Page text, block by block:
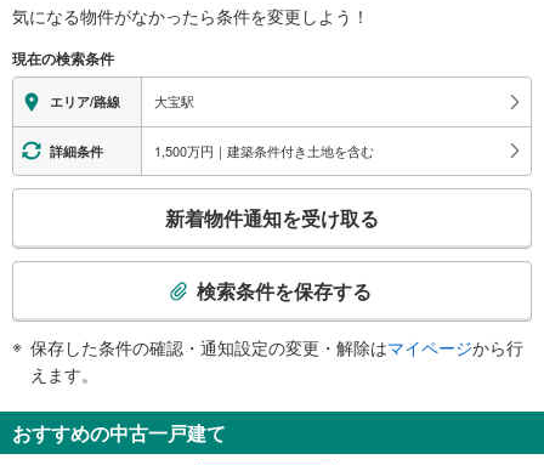
す
情
報
気になる物件がなかったら条件を変更しよう！
現在の検索条件
エリア/路線 大宝駅
詳細条件 1,500万円｜建築条件付き土地を含む
検
知
を
新着物件通知を受け取る
検索条件を保存する
保存した条件の確認・通知設定の変更・解除はマイページから行
えます。
おすすめの中古一戸建て